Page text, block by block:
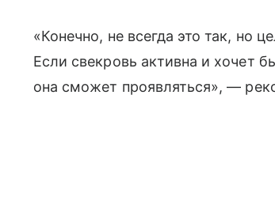
«Конечно, не всегда это так, но
Если свекровь активна и хочет
она сможет проявляться», —